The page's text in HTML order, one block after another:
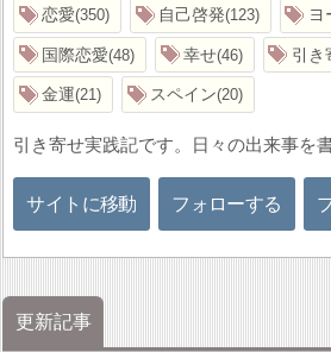
恋愛 350 自己啓発 123 ヨ
国際恋愛 48 幸せ 46 引き
金運 21 スペイン 20
引き寄せ実践記です。日々の出来事を
サイトに移動 フォローする
更新記事